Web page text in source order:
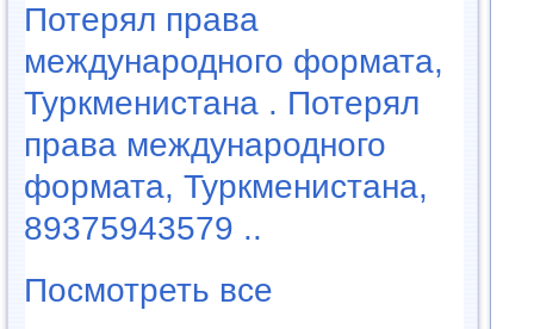
Потерял права
международного формата,
Туркменистана . Потерял
права международного
формата, Туркменистана,
89375943579 ..
Посмотреть все